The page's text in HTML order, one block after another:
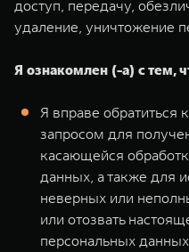
доступ, передачу,
удаление, уничтожение
Я ознакомлен (-а) с тем,
Я вправе обратиться
запросом для
касающейся
данных, а также для
неверных или
или отозвать
персональных